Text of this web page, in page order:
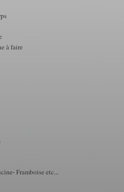
à faire
Framboise etc...